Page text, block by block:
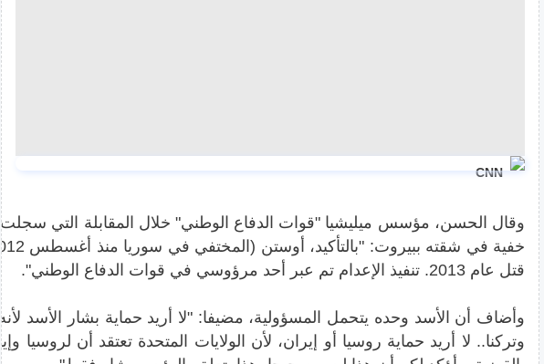
CNN
وقال الحسن، مؤسس ميليشيا "قوات الدفاع الوطني" خلال المقابلة التي سجلت
قتل عام 2013. تنفيذ الإعدام تم عبر أحد مرؤوسي في قوات الدفاع الوطني".
وأضاف أن الأسد وحده يتحمل المسؤولية، مضيفا: "لا أريد حماية بشار الأسد لأنه
وتركنا.. لا أريد حماية روسيا أو إيران، لأن الولايات المتحدة تعتقد أن لروسيا